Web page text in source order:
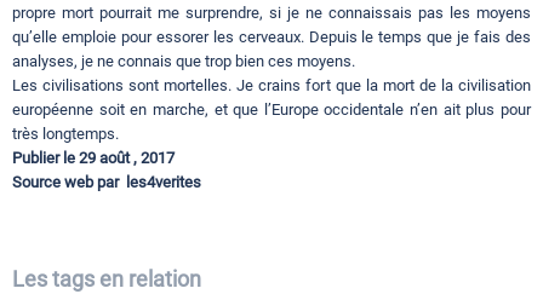
propre mort pourrait me surprendre, si je ne connaissais pas les moyens
qu’elle emploie pour essorer les cerveaux. Depuis le temps que je fais des
analyses, je ne connais que trop bien ces moyens.
Les civilisations sont mortelles. Je crains fort que la mort de la civilisation
européenne soit en marche, et que l’Europe occidentale n’en ait plus pour
très longtemps.
Publier le 29 août , 2017
Source web par les4verites
Les tags en relation